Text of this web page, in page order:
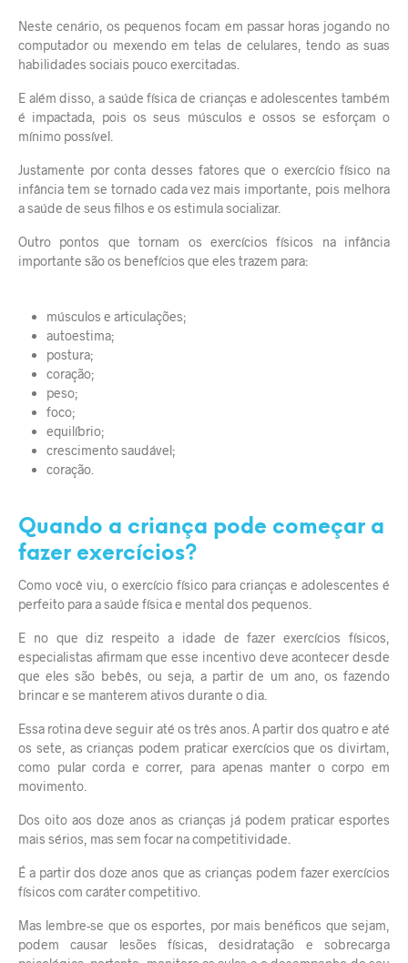
Neste cenário, os pequenos focam em passar horas jogando no
computador ou mexendo em telas de celulares, tendo as suas
habilidades sociais pouco exercitadas.
E além disso, a saúde física de crianças e adolescentes também
é impactada, pois os seus músculos e ossos se esforçam o
mínimo possível.
Justamente por conta desses fatores que o exercício físico na
infância tem se tornado cada vez mais importante, pois melhora
a saúde de seus filhos e os estimula socializar.
Outro pontos que tornam os exercícios físicos na infância
importante são os benefícios que eles trazem para:
músculos e articulações;
autoestima;
postura;
coração;
peso;
foco;
equilíbrio;
crescimento saudável;
coração.
Quando a criança pode começar a
fazer exercícios?
Como você viu, o exercício físico para crianças e adolescentes é
perfeito para a saúde física e mental dos pequenos.
E no que diz respeito a idade de fazer exercícios físicos,
especialistas afirmam que esse incentivo deve acontecer desde
que eles são bebês, ou seja, a partir de um ano, os fazendo
brincar e se manterem ativos durante o dia.
Essa rotina deve seguir até os três anos. A partir dos quatro e até
os sete, as crianças podem praticar exercícios que os divirtam,
como pular corda e correr, para apenas manter o corpo em
movimento.
Dos oito aos doze anos as crianças já podem praticar esportes
mais sérios, mas sem focar na competitividade.
É a partir dos doze anos que as crianças podem fazer exercícios
físicos com caráter competitivo.
Mas lembre-se que os esportes, por mais benéficos que sejam,
podem causar lesões físicas, desidratação e sobrecarga